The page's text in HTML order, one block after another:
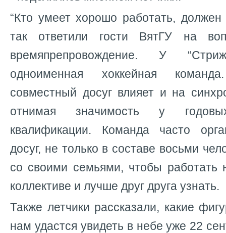
“Кто умеет хорошо работать,
так ответили гости ВятГУ на
времяпрепровождение. У
одноименная хоккейная
совместный досуг влияет и на
отнимая значимость у
квалификации. Команда часто
досуг, не только в составе восьми
со своими семьями, чтобы работать
коллективе и лучше друг друга узнать.
Также летчики рассказали, какие
нам удастся увидеть в небе уже 22